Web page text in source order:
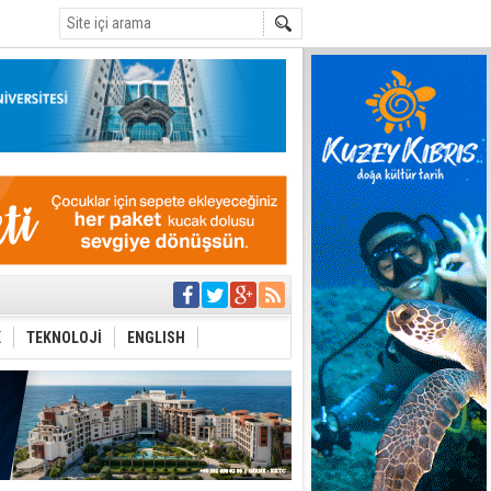
Çevriliyor"
en temel
Festival
TEKNOLOJİ ENGLISH